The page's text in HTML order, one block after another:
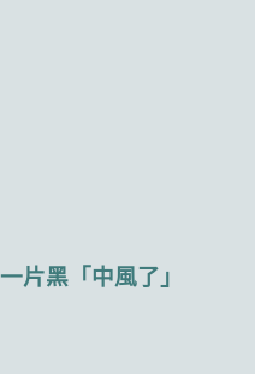
片黑「中風了」